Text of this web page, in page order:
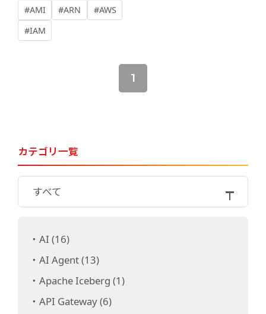
は？AWS 公開動画で確
認
#AMI #ARN
#AWS
#IAM
1
カテゴリ一覧
すべて
AI (16)
AI Agent (13)
Apache Iceberg (1)
API Gateway (6)